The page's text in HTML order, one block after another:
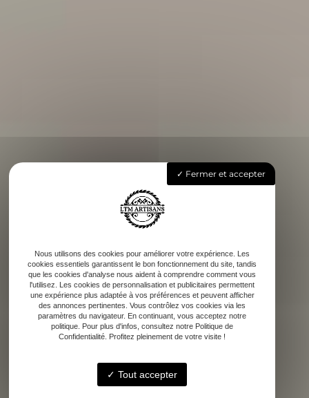
Fermer et accepter
Nous utilisons des cookies pour améliorer votre expérience. Les
cookies essentiels garantissent le bon fonctionnement du site, tandis
que les cookies d'analyse nous aident à comprendre comment vous
l'utilisez. Les cookies de personnalisation et publicitaires permettent
une expérience plus adaptée à vos préférences et peuvent afficher
des annonces pertinentes. Vous contrôlez vos cookies via les
paramètres du navigateur. En continuant, vous acceptez notre
politique. Pour plus d'infos, consultez notre Politique de
Confidentialité. Profitez pleinement de votre visite !
Tout accepter